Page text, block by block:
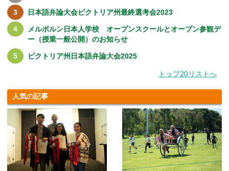
日本語弁論大会ビクトリア州最終選考会2023
メルボルン日本人学校 オープンスクールとオープン参観デ
ー（授業一般公開）のお知らせ
ビクトリア州日本語弁論大会2025
トップ20リストへ
人気の記事